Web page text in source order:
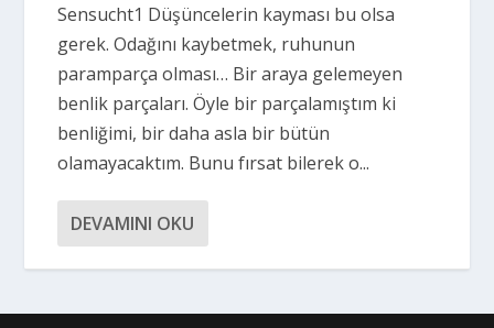
Sensucht1 Düşüncelerin kayması bu olsa
gerek. Odağını kaybetmek, ruhunun
paramparça olması… Bir araya gelemeyen
benlik parçaları. Öyle bir parçalamıştım ki
benliğimi, bir daha asla bir bütün
olamayacaktım. Bunu fırsat bilerek o...
DEVAMINI OKU